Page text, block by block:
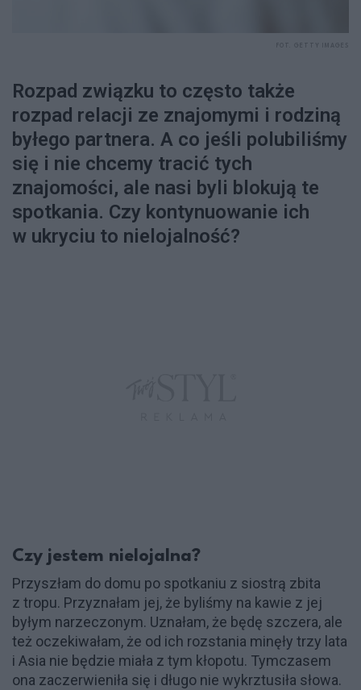
Rozpad związku to często także
rozpad relacji ze znajomymi i rodziną
byłego partnera. A co jeśli polubiliśmy
się i nie chcemy tracić tych
znajomości, ale nasi byli blokują te
spotkania. Czy kontynuowanie ich
w ukryciu to nielojalność?
Czy jestem nielojalna?
Przyszłam do domu po spotkaniu z siostrą zbita
z tropu. Przyznałam jej, że byliśmy na kawie z jej
byłym narzeczonym. Uznałam, że będę szczera, ale
też oczekiwałam, że od ich rozstania minęły trzy lata
i Asia nie będzie miała z tym kłopotu. Tymczasem
ona zaczerwieniła się i długo nie wykrztusiła słowa.